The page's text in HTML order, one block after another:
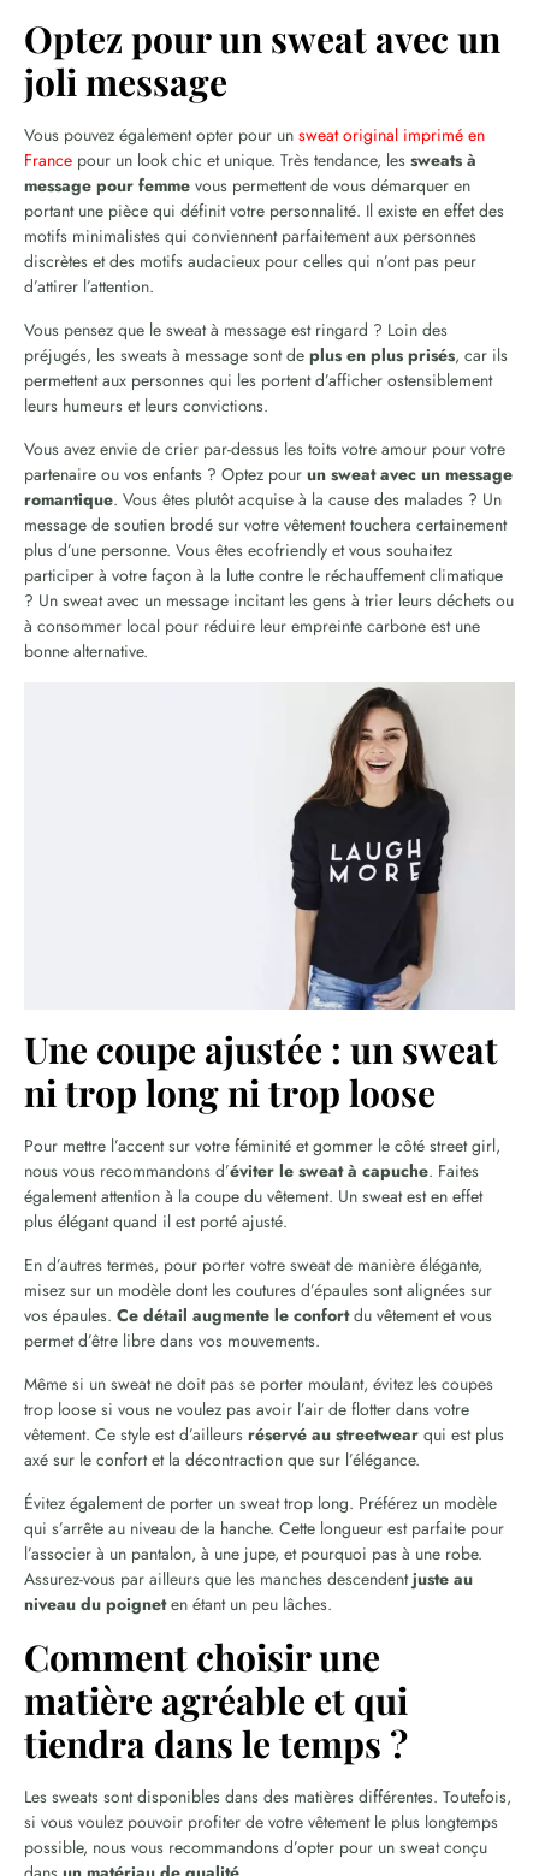
Optez pour un sweat avec un
joli message
Vous pouvez également opter pour un sweat original imprimé en
France pour un look chic et unique. Très tendance, les sweats à
message pour femme vous permettent de vous démarquer en
portant une pièce qui définit votre personnalité. Il existe en effet des
motifs minimalistes qui conviennent parfaitement aux personnes
discrètes et des motifs audacieux pour celles qui n’ont pas peur
d’attirer l’attention.
Vous pensez que le sweat à message est ringard ? Loin des
préjugés, les sweats à message sont de plus en plus prisés, car ils
permettent aux personnes qui les portent d’afficher ostensiblement
leurs humeurs et leurs convictions.
Vous avez envie de crier par-dessus les toits votre amour pour votre
partenaire ou vos enfants ? Optez pour un sweat avec un message
romantique. Vous êtes plutôt acquise à la cause des malades ? Un
message de soutien brodé sur votre vêtement touchera certainement
plus d’une personne. Vous êtes ecofriendly et vous souhaitez
participer à votre façon à la lutte contre le réchauffement climatique
? Un sweat avec un message incitant les gens à trier leurs déchets ou
à consommer local pour réduire leur empreinte carbone est une
bonne alternative.
Une coupe ajustée : un sweat
ni trop long ni trop loose
Pour mettre l’accent sur votre féminité et gommer le côté street girl,
nous vous recommandons d’éviter le sweat à capuche. Faites
également attention à la coupe du vêtement. Un sweat est en effet
plus élégant quand il est porté ajusté.
En d’autres termes, pour porter votre sweat de manière élégante,
misez sur un modèle dont les coutures d’épaules sont alignées sur
vos épaules. Ce détail augmente le confortdu vêtement et vous
permet d’être libre dans vos mouvements.
Même si un sweat ne doit pas se porter moulant, évitez les coupes
trop loose si vous ne voulez pas avoir l’air de flotter dans votre
vêtement. Ce style est d’ailleurs réservé au streetwear qui est plus
axé sur le confort et la décontraction que sur l’élégance.
Évitez également de porter un sweat trop long. Préférez un modèle
qui s’arrête au niveau de la hanche. Cette longueur est parfaite pour
l’associer à un pantalon, à une jupe, et pourquoi pas à une robe.
Assurez-vous par ailleurs que les manches descendentjuste au
niveau du poigneten étant un peu lâches.
Comment choisir une
matière agréable et qui
tiendra dans le temps ?
Les sweats sont disponibles dans des matières différentes. Toutefois,
si vous voulez pouvoir profiter de votre vêtement le plus longtemps
possible, nous vous recommandons d’opter pour un sweat conçu